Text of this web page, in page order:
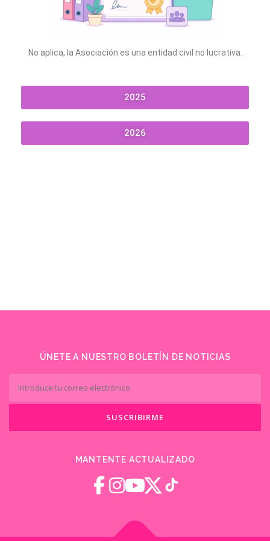
No aplica, la Asociación es una entidad civil no lucrativa.
2025
2026
ÚNETE A NUESTRO BOLETÍN DE NOTICIAS
MANTENTE ACTUALIZADO